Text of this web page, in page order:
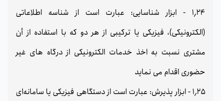
1٫24 - ابزار شناسایی: عبارت است از شناسه اطلاعاتی
(الکترونیکی)، فیزیکی یا ترکیبی از هر دو که با استفاده از أن
مشتری نسبت به اخذ خدمات الکترونیکی از درگاه های غیر
حضوری اقدام می نماید
1٫25 - ابزار پذیرش: عبارت است از دستگاهی فیزیکی یا سامانه‌ای